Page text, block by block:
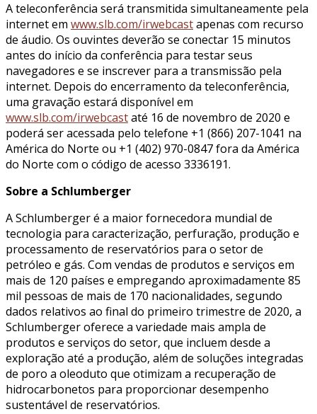
A teleconferência será transmitida simultaneamente pela
internet em www.slb.com/irwebcastapenas com recurso
de áudio. Os ouvintes deverão se conectar 15 minutos
antes do início da conferência para testar seus
navegadores e se inscrever para a transmissão pela
internet. Depois do encerramento da teleconferência,
uma gravação estará disponível em
www.slb.com/irwebcastaté 16 de novembro de 2020 e
poderá ser acessada pelo telefone +1 (866) 207-1041 na
América do Norte ou +1 (402) 970-0847 fora da América
do Norte com o código de acesso 3336191.
Sobre a Schlumberger
A Schlumberger é a maior fornecedora mundial de
tecnologia para caracterização, perfuração, produção e
processamento de reservatórios para o setor de
petróleo e gás. Com vendas de produtos e serviços em
mais de 120 países e empregando aproximadamente 85
mil pessoas de mais de 170 nacionalidades, segundo
dados relativos ao final do primeiro trimestre de 2020, a
Schlumberger oferece a variedade mais ampla de
produtos e serviços do setor, que incluem desde a
exploração até a produção, além de soluções integradas
de poro a oleoduto que otimizam a recuperação de
hidrocarbonetos para proporcionar desempenho
sustentável de reservatórios.